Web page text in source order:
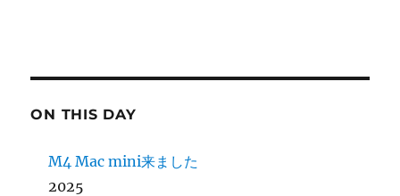
ON THIS DAY
M4 Mac mini来ました
2025